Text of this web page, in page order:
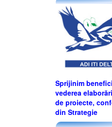
Sprijinim
vederea
de proiecte,
din Strategie